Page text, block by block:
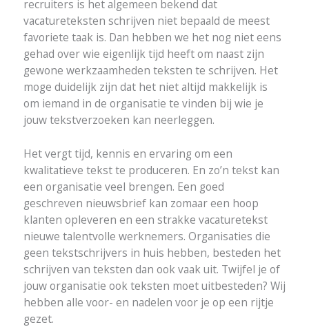
recruiters is het algemeen bekend dat
vacatureteksten schrijven niet bepaald de meest
favoriete taak is. Dan hebben we het nog niet eens
gehad over wie eigenlijk tijd heeft om naast zijn
gewone werkzaamheden teksten te schrijven. Het
moge duidelijk zijn dat het niet altijd makkelijk is
om iemand in de organisatie te vinden bij wie je
jouw tekstverzoeken kan neerleggen.
Het vergt tijd, kennis en ervaring om een
kwalitatieve tekst te produceren. En zo’n tekst kan
een organisatie veel brengen. Een goed
geschreven nieuwsbrief kan zomaar een hoop
klanten opleveren en een strakke vacaturetekst
nieuwe talentvolle werknemers. Organisaties die
geen tekstschrijvers in huis hebben, besteden het
schrijven van teksten dan ook vaak uit. Twijfel je of
jouw organisatie ook teksten moet uitbesteden? Wij
hebben alle voor- en nadelen voor je op een rijtje
gezet.